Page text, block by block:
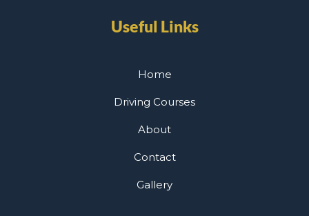
Useful Links
Home
Driving Courses
About
Contact
Gallery